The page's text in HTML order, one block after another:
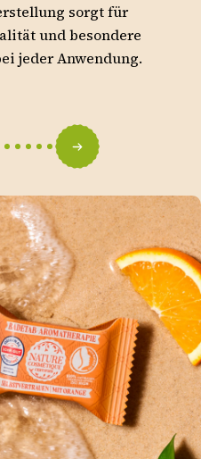
sorgt für
und besondere
jeder Anwendung.